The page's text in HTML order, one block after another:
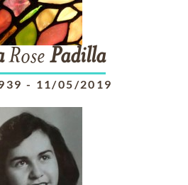
Rose Padilla
- 11/05/2019